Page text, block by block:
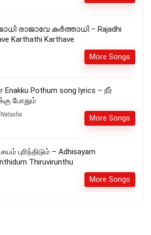
രാജാവേ കർത്താധി – Rajadhi
Karthathi Karthave
More Songs
Enakku Pothum song lyrics – நீர்
போதும்
More Songs
புரிந்திடும் – Adhisayam
Thiruvirunthu
More Songs